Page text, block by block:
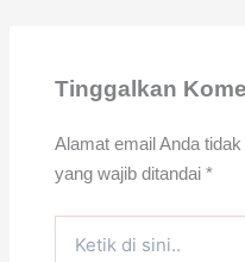
Tinggalkan
Alamat email Anda
yang wajib ditandai *